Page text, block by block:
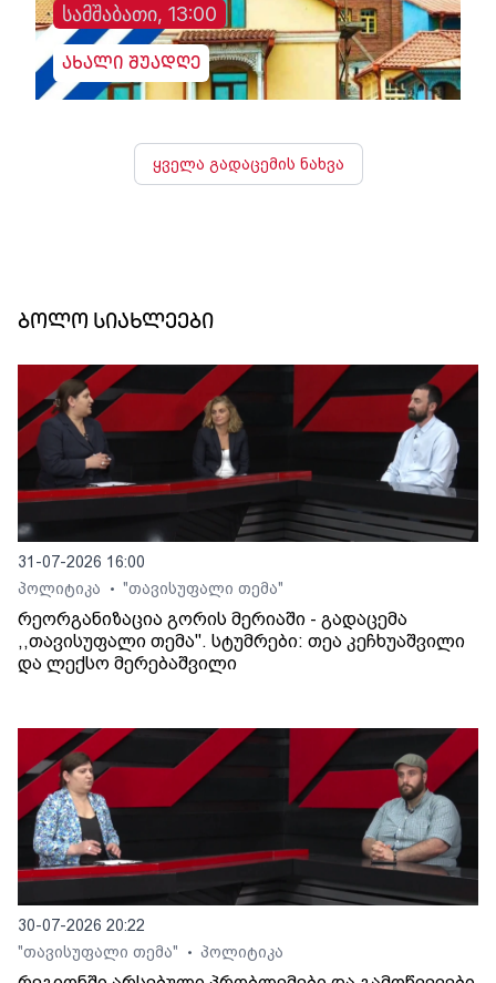
სამშაბათი, 13:00
ახალი შუადღე
ყველა გადაცემის ნახვა
ბოლო სიახლეები
31-07-2026 16:00
პოლიტიკა
• "თავისუფალი თემა"
რეორგანიზაცია გორის მერიაში - გადაცემა
,,თავისუფალი თემა". სტუმრები: თეა კეჩხუაშვილი
და ლექსო მერებაშვილი
30-07-2026 20:22
"თავისუფალი თემა"
• პოლიტიკა